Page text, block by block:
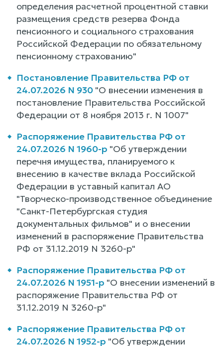
определения расчетной процентной ставки
размещения средств резерва Фонда
пенсионного и социального страхования
Российской Федерации по обязательному
пенсионному страхованию"
Постановление Правительства РФ от
24.07.2026 N 930 "О внесении изменения в
постановление Правительства Российской
Федерации от 8 ноября 2013 г. N 1007"
Распоряжение Правительства РФ от
24.07.2026 N 1960-р "Об утверждении
перечня имущества, планируемого к
внесению в качестве вклада Российской
Федерации в уставный капитал АО
"Творческо-производственное объединение
"Санкт-Петербургская студия
документальных фильмов" и о внесении
изменений в распоряжение Правительства
РФ от 31.12.2019 N 3260-р"
Распоряжение Правительства РФ от
24.07.2026 N 1951-р "О внесении изменений в
распоряжение Правительства РФ от
31.12.2019 N 3260-р"
Распоряжение Правительства РФ от
24.07.2026 N 1952-р "Об утверждении